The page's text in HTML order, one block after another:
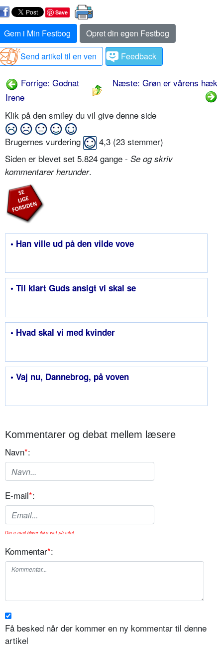
Save
Gem i Min Festbog
Opret din egen Festbog
Send artikel til en ven
Feedback
Forrige: Godnat
Irene
Næste: Grøn er vårens hæk
Klik på den smiley du vil give denne side
Brugernes vurdering 4,3 (23 stemmer)
Siden er blevet set 5.824 gange - Se og skriv
kommentarer herunder.
• Han ville ud på den vilde vove
• Til klart Guds ansigt vi skal se
• Hvad skal vi med kvinder
• Vaj nu, Dannebrog, på voven
Kommentarer og debat mellem læsere
Navn*:
E-mail*:
Din e-mail bliver ikke vist på sitet.
Kommentar*:
Få besked når der kommer en ny kommentar til denne
artikel